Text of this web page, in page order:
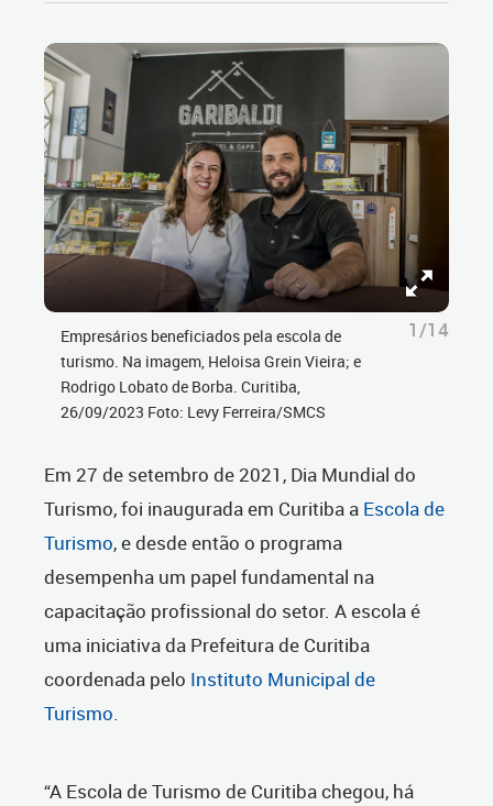
Empresários beneficiados pela escola de
turismo. Na imagem, Heloisa Grein Vieira; e
Rodrigo Lobato de Borba. Curitiba,
26/09/2023 Foto: Levy Ferreira/SMCS
1/14
Em 27 de setembro de 2021, Dia Mundial do
Turismo, foi inaugurada em Curitiba a Escola de
Turismo, e desde então o programa
desempenha um papel fundamental na
capacitação profissional do setor. A escola é
uma iniciativa da Prefeitura de Curitiba
coordenada pelo Instituto Municipal de
Turismo.
“A Escola de Turismo de Curitiba chegou, há